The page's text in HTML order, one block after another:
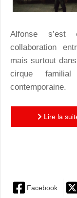
Alfonse
collaboration
mais surtout
cirque
contemporaine.
Lire la
Facebook